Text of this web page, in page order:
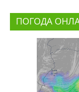
ПОГОДА